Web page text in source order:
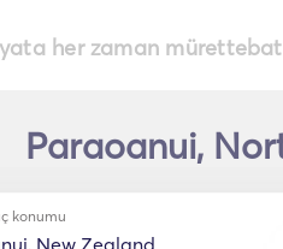
her zaman
Paraoanui,
konumu